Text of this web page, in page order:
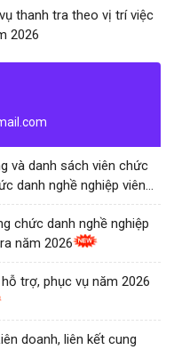
thanh tra theo vị trí việc
2026
và danh sách viên chức
danh nghề nghiệp viên
2026
chức danh nghề nghiệp
năm 2026
trợ, phục vụ năm 2026
doanh, liên kết cung